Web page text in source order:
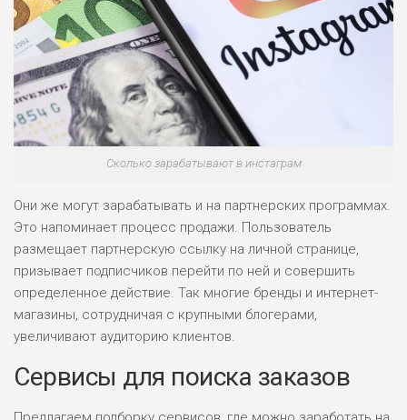
Сколько зарабатывают в инстаграм
Они же могут зарабатывать и на партнерских программах.
Это напоминает процесс продажи. Пользователь
размещает партнерскую ссылку на личной странице,
призывает подписчиков перейти по ней и совершить
определенное действие. Так многие бренды и интернет-
магазины, сотрудничая с крупными блогерами,
увеличивают аудиторию клиентов.
Сервисы для поиска заказов